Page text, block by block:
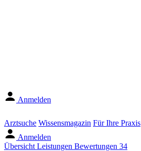
Anmelden
Arztsuche Wissensmagazin Für Ihre Praxis
Anmelden
Übersicht Leistungen Bewertungen 34